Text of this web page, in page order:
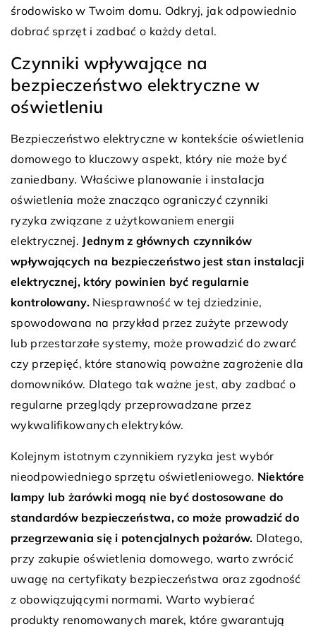
środowisko w Twoim domu. Odkryj, jak odpowiednio
dobrać sprzęt i zadbać o każdy detal.
Czynniki wpływające na
bezpieczeństwo elektryczne w
oświetleniu
Bezpieczeństwo elektryczne w kontekście oświetlenia
domowego to kluczowy aspekt, który nie może być
zaniedbany. Właściwe planowanie i instalacja
oświetlenia może znacząco ograniczyć czynniki
ryzyka związane z użytkowaniem energii
elektrycznej. Jednym z głównych czynników
wpływających na bezpieczeństwo jest stan instalacji
elektrycznej, który powinien być regularnie
kontrolowany.Niesprawność w tej dziedzinie,
spowodowana na przykład przez zużyte przewody
lub przestarzałe systemy, może prowadzić do zwarć
czy przepięć, które stanowią poważne zagrożenie dla
domowników. Dlatego tak ważne jest, aby zadbać o
regularne przeglądy przeprowadzane przez
wykwalifikowanych elektryków.
Kolejnym istotnym czynnikiem ryzyka jest wybór
nieodpowiedniego sprzętu oświetleniowego. Niektóre
lampy lub żarówki mogą nie być dostosowane do
standardów bezpieczeństwa, co może prowadzić do
przegrzewania się i potencjalnych pożarów. Dlatego,
przy zakupie oświetlenia domowego, warto zwrócić
uwagę na certyfikaty bezpieczeństwa oraz zgodność
z obowiązującymi normami. Warto wybierać
produkty renomowanych marek, które gwarantują